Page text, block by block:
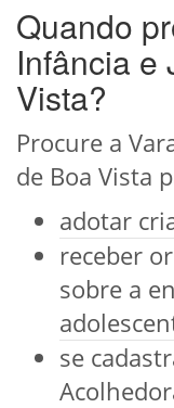
Quando
Infância e
Vista?
Procure a
de Boa Vista
adotar
receber
sobre a
se